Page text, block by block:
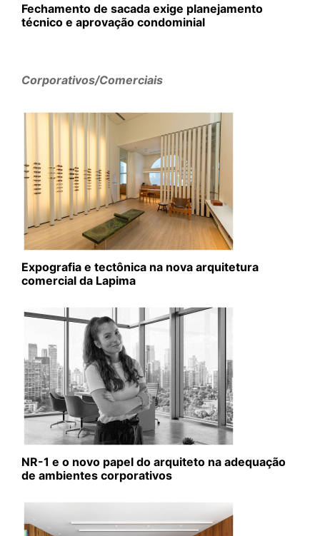
Fechamento de sacada exige planejamento
técnico e aprovação condominial
Corporativos/Comerciais
Expografia e tectônica na nova arquitetura
comercial da Lapima
NR-1 e o novo papel do arquiteto na adequação
de ambientes corporativos